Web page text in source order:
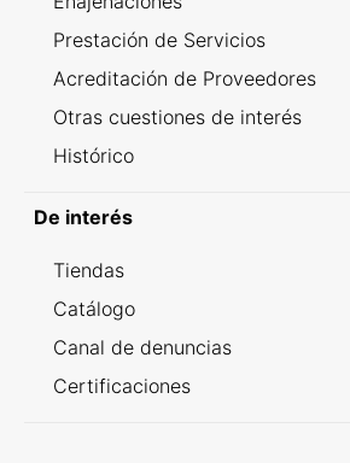
Prestación de Servicios
Acreditación de Proveedores
Otras cuestiones de interés
Histórico
De interés
Tiendas
Catálogo
Canal de denuncias
Certificaciones